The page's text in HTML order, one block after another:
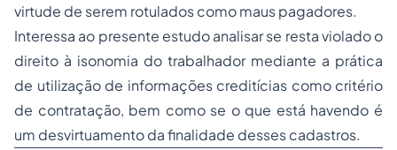
virtude de serem rotulados como maus pagadores.
Interessa ao presente estudo analisar se resta violado o
direito à isonomia do trabalhador mediante a prática
de utilização de informações creditícias como critério
de contratação, bem como se o que está havendo é
um desvirtuamento da finalidade desses cadastros.